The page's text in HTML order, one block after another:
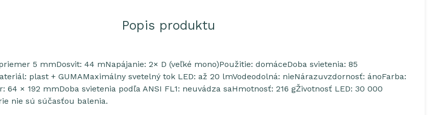
Popis produktu
5 mmDosvit: 44 mNapájanie: 2× D (veľké mono)Použitie: domáceDoba svietenia: 85
plast + GUMAMaximálny svetelný tok LED: až 20 lmVodeodolná: nieNárazuvzdornosť: ánoFarba:
64 × 192 mmDoba svietenia podľa ANSI FL1: neuvádza saHmotnosť: 216 gŽivotnosť LED: 30 000
nie sú súčasťou balenia.